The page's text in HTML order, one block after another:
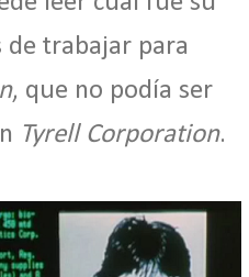
trabajar para
, que no podía ser
Tyrell Corporation.